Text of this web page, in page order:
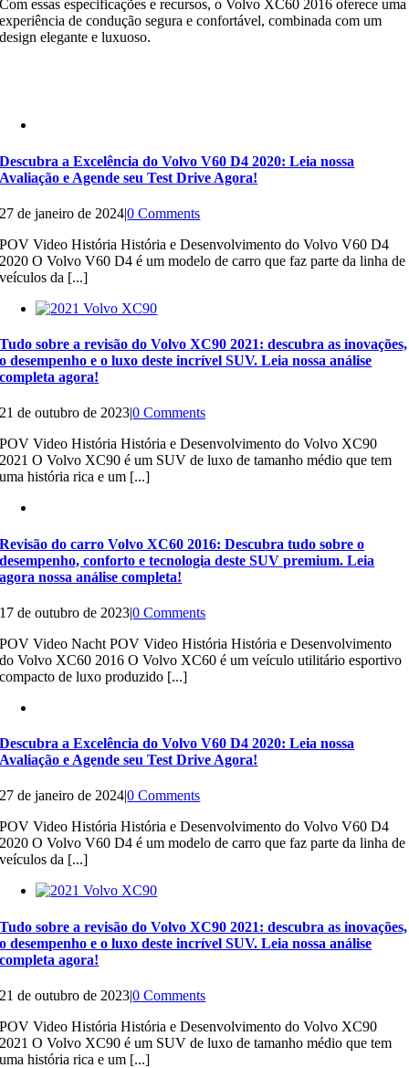
Com essas especificações e recursos, o Volvo XC60 2016 oferece uma
experiência de condução segura e confortável, combinada com um
design elegante e luxuoso.
Descubra a Excelência do Volvo V60 D4 2020: Leia nossa
Avaliação e Agende seu Test Drive Agora!
27 de janeiro de 2024|0 Comments
POV Video História História e Desenvolvimento do Volvo V60 D4
2020 O Volvo V60 D4 é um modelo de carro que faz parte da linha de
veículos da [...]
Tudo sobre a revisão do Volvo XC90 2021: descubra as inovações,
o desempenho e o luxo deste incrível SUV. Leia nossa análise
completa agora!
21 de outubro de 2023|0 Comments
POV Video História História e Desenvolvimento do Volvo XC90
2021 O Volvo XC90 é um SUV de luxo de tamanho médio que tem
uma história rica e um [...]
Revisão do carro Volvo XC60 2016: Descubra tudo sobre o
desempenho, conforto e tecnologia deste SUV premium. Leia
agora nossa análise completa!
17 de outubro de 2023|0 Comments
POV Video Nacht POV Video História História e Desenvolvimento
do Volvo XC60 2016 O Volvo XC60 é um veículo utilitário esportivo
compacto de luxo produzido [...]
Descubra a Excelência do Volvo V60 D4 2020: Leia nossa
Avaliação e Agende seu Test Drive Agora!
27 de janeiro de 2024|0 Comments
POV Video História História e Desenvolvimento do Volvo V60 D4
2020 O Volvo V60 D4 é um modelo de carro que faz parte da linha de
veículos da [...]
Tudo sobre a revisão do Volvo XC90 2021: descubra as inovações,
o desempenho e o luxo deste incrível SUV. Leia nossa análise
completa agora!
21 de outubro de 2023|0 Comments
POV Video História História e Desenvolvimento do Volvo XC90
2021 O Volvo XC90 é um SUV de luxo de tamanho médio que tem
uma história rica e um [...]